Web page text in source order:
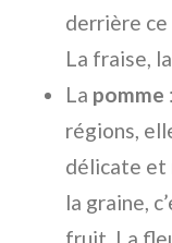
derrière
La fraise,
La pomme
régions,
délicate et
la graine,
fruit. La